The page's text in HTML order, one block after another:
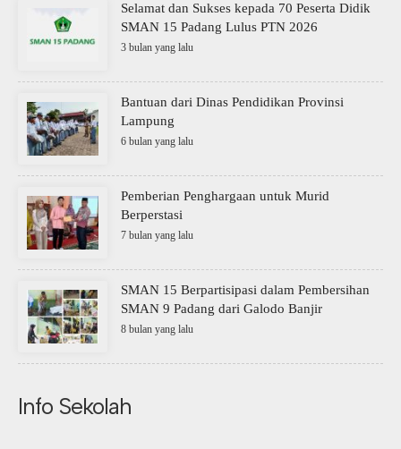
Selamat dan Sukses kepada 70 Peserta Didik
SMAN 15 Padang Lulus PTN 2026
3 bulan yang lalu
Bantuan dari Dinas Pendidikan Provinsi
Lampung
6 bulan yang lalu
Pemberian Penghargaan untuk Murid
Berperstasi
7 bulan yang lalu
SMAN 15 Berpartisipasi dalam Pembersihan
SMAN 9 Padang dari Galodo Banjir
8 bulan yang lalu
Info Sekolah